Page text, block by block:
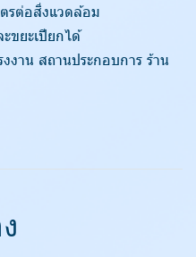
รต่อสิ่งแวดล้อม
ขยะเปียกได้
งาน สถานประกอบการ ร้าน